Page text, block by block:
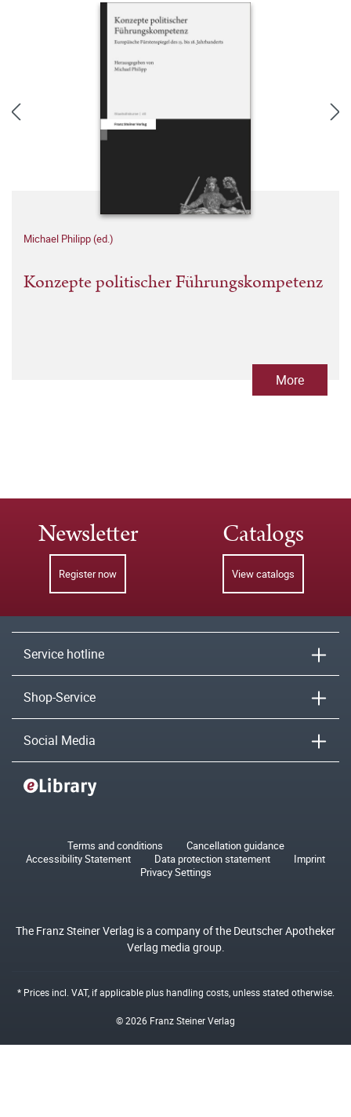
Michael Philipp (ed.)
Konzepte politischer Führungskompetenz
More
Newsletter
Register now
Catalogs
View catalogs
Service hotline
Shop-Service
Social Media
Terms and conditions
Cancellation guidance
Accessibility Statement
Data protection statement
Imprint
Privacy Settings
The Franz Steiner Verlag is a company of the Deutscher Apotheker
Verlag media group.
* Prices incl. VAT, if applicable plushandling costs, unless stated otherwise.
© 2026 Franz Steiner Verlag